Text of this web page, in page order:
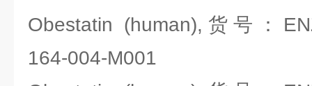
Obestatin (human),货号：
164-004-M001